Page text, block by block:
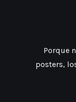
Porque
posters,